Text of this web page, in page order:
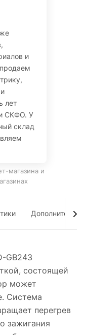
и
лет
СКФО. У
склад
магазина и
Дополнительно
GB243
состоящей
может
Система
перегрев
зажигания